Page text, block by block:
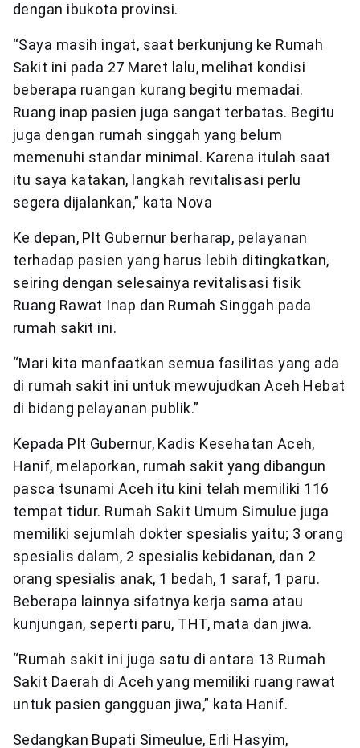
dengan ibukota provinsi.
“Saya masih ingat, saat berkunjung ke Rumah
Sakit ini pada 27 Maret lalu, melihat kondisi
beberapa ruangan kurang begitu memadai.
Ruang inap pasien juga sangat terbatas. Begitu
juga dengan rumah singgah yang belum
memenuhi standar minimal. Karena itulah saat
itu saya katakan, langkah revitalisasi perlu
segera dijalankan,” kata Nova
Ke depan, Plt Gubernur berharap, pelayanan
terhadap pasien yang harus lebih ditingkatkan,
seiring dengan selesainya revitalisasi fisik
Ruang Rawat Inap dan Rumah Singgah pada
rumah sakit ini.
“Mari kita manfaatkan semua fasilitas yang ada
di rumah sakit ini untuk mewujudkan Aceh Hebat
di bidang pelayanan publik.”
Kepada Plt Gubernur, Kadis Kesehatan Aceh,
Hanif, melaporkan, rumah sakit yang dibangun
pasca tsunami Aceh itu kini telah memiliki 116
tempat tidur. Rumah Sakit Umum Simulue juga
memiliki sejumlah dokter spesialis yaitu; 3 orang
spesialis dalam, 2 spesialis kebidanan, dan 2
orang spesialis anak, 1 bedah, 1 saraf, 1 paru.
Beberapa lainnya sifatnya kerja sama atau
kunjungan, seperti paru, THT, mata dan jiwa.
“Rumah sakit ini juga satu di antara 13 Rumah
Sakit Daerah di Aceh yang memiliki ruang rawat
untuk pasien gangguan jiwa,” kata Hanif.
Sedangkan Bupati Simeulue, Erli Hasyim,